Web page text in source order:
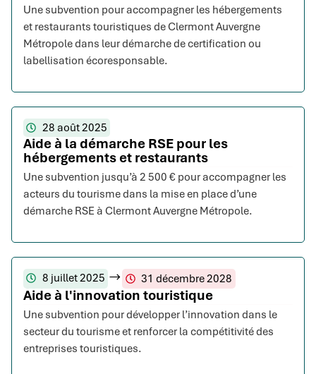
Une subvention pour accompagner les hébergements
et restaurants touristiques de Clermont Auvergne
Métropole dans leur démarche de certification ou
labellisation écoresponsable.
28 août 2025
Aide à la démarche RSE pour les
hébergements et restaurants
Une subvention jusqu’à 2 500 € pour accompagner les
acteurs du tourisme dans la mise en place d’une
démarche RSE à Clermont Auvergne Métropole.
8 juillet 2025 31 décembre 2028
Aide à l'innovation touristique
Une subvention pour développer l’innovation dans le
secteur du tourisme et renforcer la compétitivité des
entreprises touristiques.